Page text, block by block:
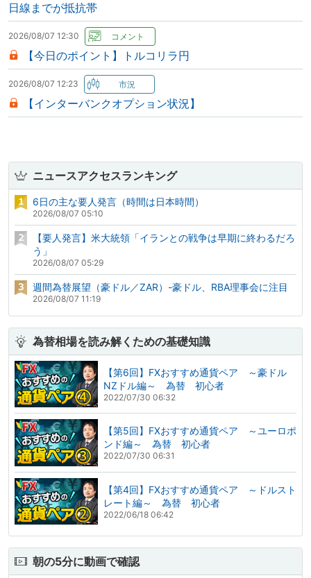
日線までが抵抗帯
2026/08/07 12:30
【今日のポイント】トルコリラ円
2026/08/07 12:23
【インターバンクオプション状況】
ニュースアクセスランキング
6日の主な要人発言（時間は日本時間）
2026/08/07 05:10
【要人発言】米大統領「イランとの戦争は早期に終わるだろ
う」
2026/08/07 05:29
週間為替展望（豪ドル／ZAR）-豪ドル、RBA理事会に注目
2026/08/07 11:19
為替相場を読み解くための基礎知識
【第6回】FXおすすめ通貨ペア ～豪ドル
NZドル編～ 為替 初心者
2022/07/30 06:32
【第5回】FXおすすめ通貨ペア ～ユーロポ
ンド編～ 為替 初心者
2022/07/30 06:31
【第4回】FXおすすめ通貨ペア ～ドルスト
レート編～ 為替 初心者
2022/06/18 06:42
朝の5分に動画で確認